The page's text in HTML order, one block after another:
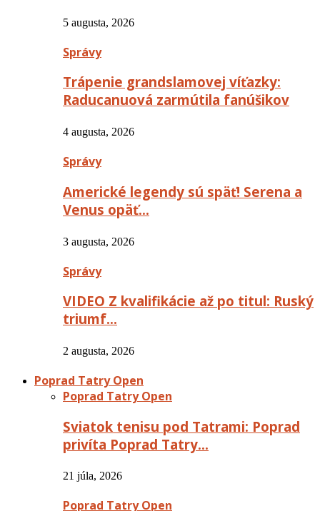
5 augusta, 2026
Správy
Trápenie grandslamovej víťazky:
Raducanuová zarmútila fanúšikov
4 augusta, 2026
Správy
Americké legendy sú späť! Serena a
Venus opäť…
3 augusta, 2026
Správy
VIDEO Z kvalifikácie až po titul: Ruský
triumf…
2 augusta, 2026
Poprad Tatry Open
Poprad Tatry Open
Sviatok tenisu pod Tatrami: Poprad
privíta Poprad Tatry…
21 júla, 2026
Poprad Tatry Open